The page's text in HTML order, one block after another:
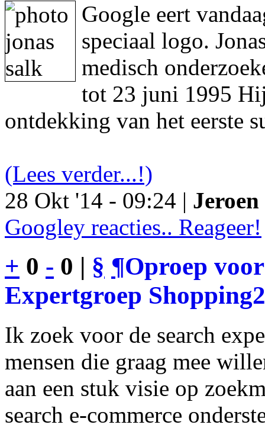
Google eert
speciaal logo.
medisch
tot 23 juni 1995
ontdekking van het eerste
(Lees verder...!)
28 Okt '14 - 09:24 |
Googley reacties.. Reageer!
+ 0 - 0 | § ¶Oproep
Expertgroep
Ik zoek voor de search
mensen die graag mee
aan een stuk visie op
search e-commerce